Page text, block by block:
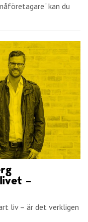
kan du
–
liv – är det verkligen